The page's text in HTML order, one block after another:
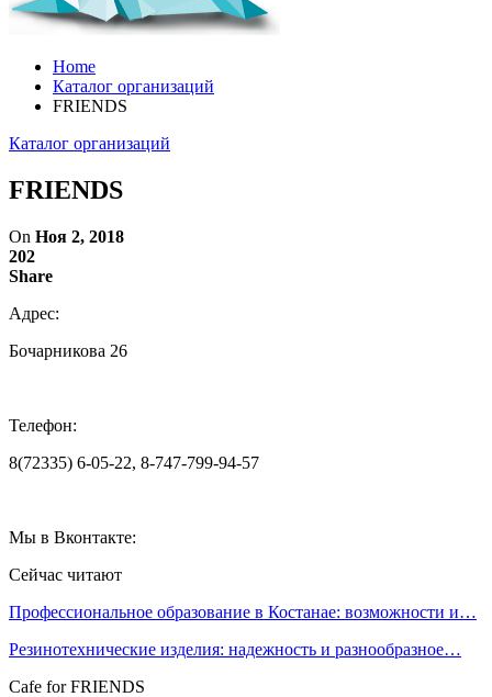
Home
Каталог организаций
FRIENDS
Каталог организаций
FRIENDS
On Ноя 2, 2018
202
Share
Адрес:
Бочарникова 26
Телефон:
8(72335) 6-05-22, 8-747-799-94-57
Мы в Вконтакте:
Сейчас читают
Профессиональное образование в Костанае: возможности и…
Резинотехнические изделия: надежность и разнообразное…
Cafe for FRIENDS